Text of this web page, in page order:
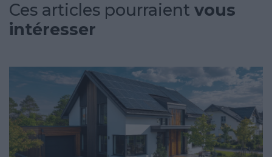
Ces articles pourraient vous
intéresser